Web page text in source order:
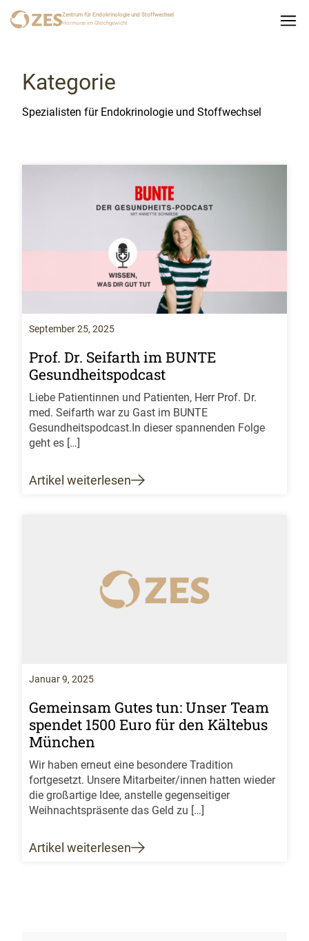
Zentrum für Endokrinologie und Stoffwechsel
Hormone im Gleichgewicht
Kategorie
Spezialisten für Endokrinologie und Stoffwechsel
September 25, 2025
Prof. Dr. Seifarth im BUNTE
Gesundheitspodcast
Liebe Patientinnen und Patienten, Herr Prof. Dr.
med. Seifarth war zu Gast im BUNTE
Gesundheitspodcast.In dieser spannenden Folge
geht es […]
Artikel weiterlesen
Januar 9, 2025
Gemeinsam Gutes tun: Unser Team
spendet 1500 Euro für den Kältebus
München
Wir haben erneut eine besondere Tradition
fortgesetzt. Unsere Mitarbeiter/innen hatten wieder
die großartige Idee, anstelle gegenseitiger
Weihnachtspräsente das Geld zu […]
Artikel weiterlesen